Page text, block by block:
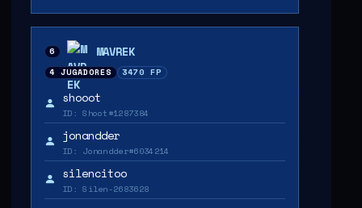
6 MAVREK
4 JUGADORES 3470 FP
shooot
ID: Shoot#1287384
jonandder
ID: Jonandder#6034214
silencitoo
ID: Silen-2683628